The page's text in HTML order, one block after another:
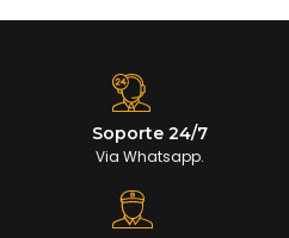
Soporte 24/7
Via Whatsapp.